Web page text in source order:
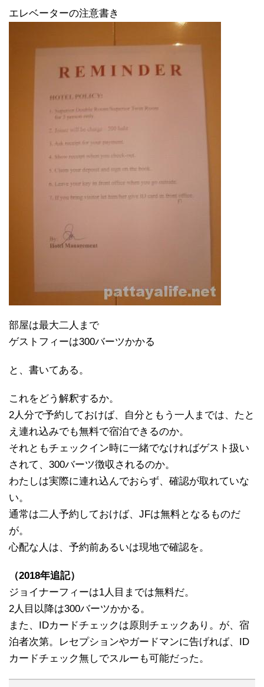
エレベーターの注意書き
部屋は最大二人まで
ゲストフィーは300バーツかかる
と、書いてある。
これをどう解釈するか。
2人分で予約しておけば、自分ともう一人までは、たと
え連れ込みでも無料で宿泊できるのか。
それともチェックイン時に一緒でなければゲスト扱い
されて、300バーツ徴収されるのか。
わたしは実際に連れ込んでおらず、確認が取れていな
い。
通常は二人予約しておけば、JFは無料となるものだ
が。
心配な人は、予約前あるいは現地で確認を。
（2018年追記）
ジョイナーフィーは1人目までは無料だ。
2人目以降は300バーツかかる。
また、IDカードチェックは原則チェックあり。が、宿
泊者次第。レセプションやガードマンに告げれば、ID
カードチェック無しでスルーも可能だった。